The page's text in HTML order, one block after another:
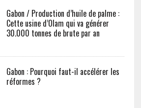
Gabon / Production d’huile de palme :
Cette usine d’Olam qui va générer
30.000 tonnes de brute par an
Gabon : Pourquoi faut-il accélérer les
réformes ?